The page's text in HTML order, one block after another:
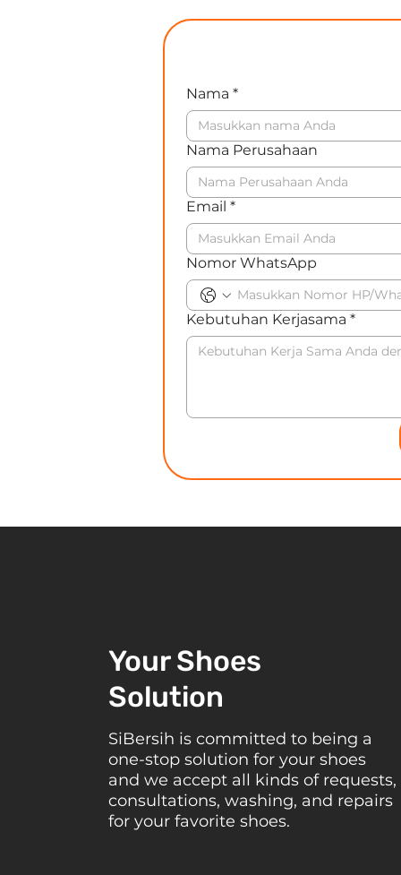
Nama *
Nama Perusahaan
Email *
Nomor WhatsApp
Kebutuhan Kerjasama *
Your Shoes
Solution
SiBersih is committed to being a
one-stop solution for your shoes
and we accept all kinds of requests,
consultations, washing, and repairs
for your favorite shoes.